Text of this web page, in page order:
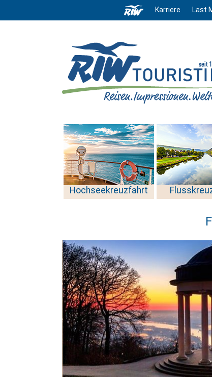
Karriere Last
Hochseekreuzfahrt